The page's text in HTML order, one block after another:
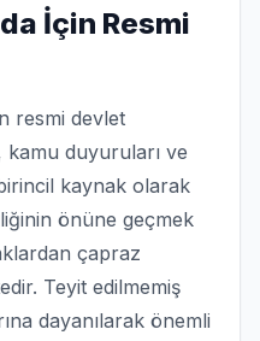
İçin Resmi
resmi devlet
kamu duyuruları ve
kaynak olarak
önüne geçmek
çapraz
Teyit edilmemiş
dayanılarak önemli